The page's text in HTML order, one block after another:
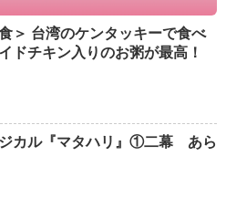
＞ 台湾のケンタッキーで食べ
ドチキン入りのお粥が最高！
カル『マタハリ』①二幕 あら